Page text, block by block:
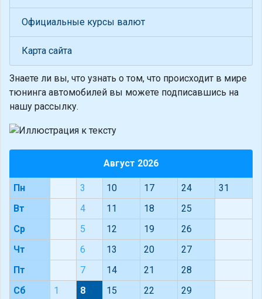
Официальные курсы валют
Карта сайта
Знаете ли вы, что узнать о том, что происходит в мире
тюнинга автомобилей вы можете подписавшись на
нашу рассылку.
Август 2026
Пн 3 10 17 24
31
Вт
4 11 18
25
Ср
5 12 19
26
Чт
6 13 20
27
Пт
7 14 21
28
Сб
1 8 15 22 29